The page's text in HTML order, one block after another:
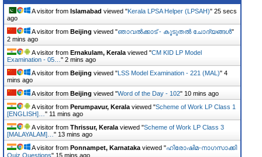
A visitor from Islamabad viewed "Kerala LPSA Helper (LPSAH)" 26 secs
ago
A visitor from Beijing viewed "ഞാവൽക്കാട് - കൂടുതൽ ചോദ്യങ്ങൾ"
2 mins ago
A visitor from Ernakulam, Kerala viewed "CM KID LP Model
Examination - 05… " 2 mins ago
A visitor from Beijing viewed " LSS Model Examination - 221 (MAL)" 4
mins ago
A visitor from Beijing viewed "Word of the Day - 102" 10 mins ago
A visitor from Perumpavur, Kerala viewed "Scheme of Work LP Class 1
[ENGLISH]… " 11 mins ago
A visitor from Thrissur, Kerala viewed "Scheme of Work LP Class 3
[MALAYALAM]… " 13 mins ago
A visitor from Ponnampet, Karnataka viewed "ഹിരോഷിമ-നാഗസാക്കി
Quiz Questions" 15 mins ago